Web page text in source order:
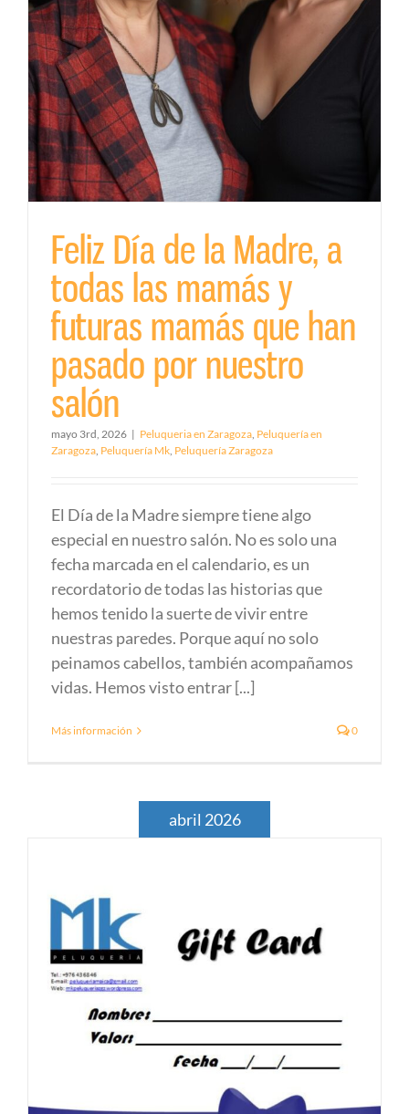
Feliz Día de la Madre, a
todas las mamás y
futuras mamás que han
pasado por nuestro
salón
mayo 3rd, 2026 | Peluqueria en Zaragoza, Peluquería en
Zaragoza, Peluquería Mk, Peluquería Zaragoza
El Día de la Madre siempre tiene algo
especial en nuestro salón. No es solo una
fecha marcada en el calendario, es un
recordatorio de todas las historias que
hemos tenido la suerte de vivir entre
nuestras paredes. Porque aquí no solo
peinamos cabellos, también acompañamos
vidas. Hemos visto entrar [...]
Más información 0
abril 2026